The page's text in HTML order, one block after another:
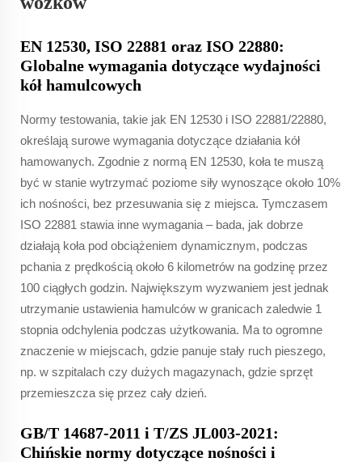
EN 12530, ISO 22881 oraz ISO 22880:
Globalne wymagania dotyczące wydajności
kół hamulcowych
Normy testowania, takie jak EN 12530 i ISO 22881/22880,
określają surowe wymagania dotyczące działania kół
hamowanych. Zgodnie z normą EN 12530, koła te muszą
być w stanie wytrzymać poziome siły wynoszące około 10%
ich nośności, bez przesuwania się z miejsca. Tymczasem
ISO 22881 stawia inne wymagania – bada, jak dobrze
działają koła pod obciążeniem dynamicznym, podczas
pchania z prędkością około 6 kilometrów na godzinę przez
100 ciągłych godzin. Największym wyzwaniem jest jednak
utrzymanie ustawienia hamulców w granicach zaledwie 1
stopnia odchylenia podczas użytkowania. Ma to ogromne
znaczenie w miejscach, gdzie panuje stały ruch pieszego,
np. w szpitalach czy dużych magazynach, gdzie sprzęt
przemieszcza się przez cały dzień.
GB/T 14687-2011 i T/ZS JL003-2021:
Chińskie normy dotyczące nośności i